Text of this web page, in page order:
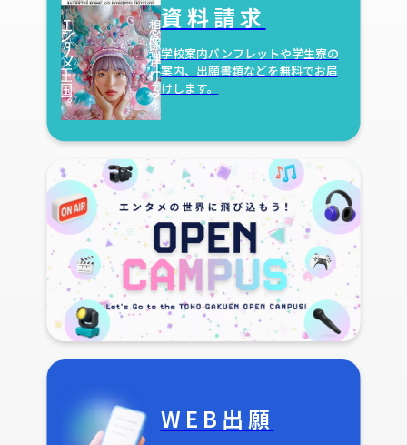
資料請求
学校案内パンフレットや学生寮の
案内、出願書類などを無料でお届
けします。
WEB出願